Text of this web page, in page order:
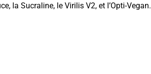
la Sucraline, le Virilis V2, et l’Opti-Vegan.